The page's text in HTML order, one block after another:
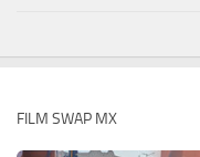
FILM SWAP MX